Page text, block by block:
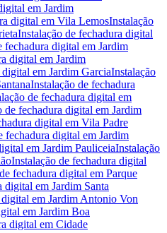
em Jardim
digital em Vila LemosInstalação
Instalação de fechadura digital
fechadura digital em Jardim
digital em Jardim
digital em Jardim GarciaInstalação
Instalação de fechadura
de fechadura digital em
de fechadura digital em Jardim
digital em Vila Padre
fechadura digital em Jardim
em Jardim PauliceiaInstalação
Instalação de fechadura digital
fechadura digital em Parque
digital em Jardim Santa
digital em Jardim Antonio Von
em Jardim Boa
digital em Cidade